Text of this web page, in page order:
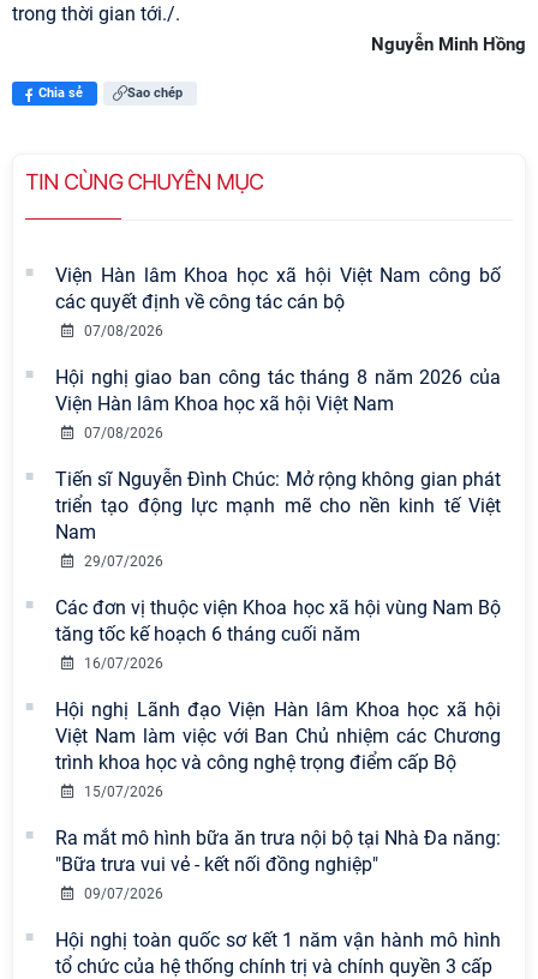
trong thời gian tới./.
Nguyễn Minh Hồng
Chia sẻ Sao chép
TIN CÙNG CHUYÊN MỤC
Viện Hàn lâm Khoa học xã hội Việt Nam công bố
các quyết định về công tác cán bộ
07/08/2026
Hội nghị giao ban công tác tháng 8 năm 2026 của
Viện Hàn lâm Khoa học xã hội Việt Nam
07/08/2026
Tiến sĩ Nguyễn Đình Chúc: Mở rộng không gian phát
triển tạo động lực mạnh mẽ cho nền kinh tế Việt
Nam
29/07/2026
Các đơn vị thuộc viện Khoa học xã hội vùng Nam Bộ
tăng tốc kế hoạch 6 tháng cuối năm
16/07/2026
Hội nghị Lãnh đạo Viện Hàn lâm Khoa học xã hội
Việt Nam làm việc với Ban Chủ nhiệm các Chương
trình khoa học và công nghệ trọng điểm cấp Bộ
15/07/2026
Ra mắt mô hình bữa ăn trưa nội bộ tại Nhà Đa năng:
"Bữa trưa vui vẻ - kết nối đồng nghiệp"
09/07/2026
Hội nghị toàn quốc sơ kết 1 năm vận hành mô hình
tổ chức của hệ thống chính trị và chính quyền 3 cấp
Viện Hàn lâm Khoa học xã hội Việt
Nam có 02 tác phẩm đạt giải khuyến
khích tại Cuộc thi chính luận bảo vệ
nền tảng tư tưởng của Đảng năm
2026
Chi bộ Viện Sử học tổ chức Tọa đàm
chuyên đề: Đẩy mạnh học tập, thực
pháp, phong cách Hồ Chí Minh trong
giai đoạn phát triển mới
Hội thảo khoa học quốc tế “Không
nguyên mới: Định hướng chiến lược
và lựa chọn chính sách” sẽ diễn ra
vào thứ ba, ngày 28/7/2026
Tọa đàm Giao lưu chuyên đề về
những kinh nghiệm quan trọng của